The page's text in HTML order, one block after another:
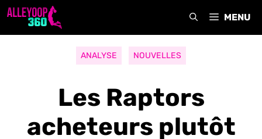
Aller
MENU
ANALYSE NOUVELLES
Les Raptors
acheteurs plutôt